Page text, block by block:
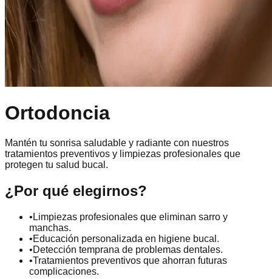
Ortodoncia
Mantén tu sonrisa saludable y radiante con nuestros
tratamientos preventivos y limpiezas profesionales que
protegen tu salud bucal.
¿Por qué elegirnos?
• Limpiezas profesionales que eliminan sarro y
manchas.
•Educación personalizada en higiene bucal.
•Detección temprana de problemas dentales.
•Tratamientos preventivos que ahorran futuras
complicaciones.